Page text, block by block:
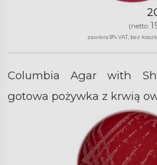
(netto:
zawiera 8% VAT, bez
Columbia Agar with
gotowa pożywka z krwią